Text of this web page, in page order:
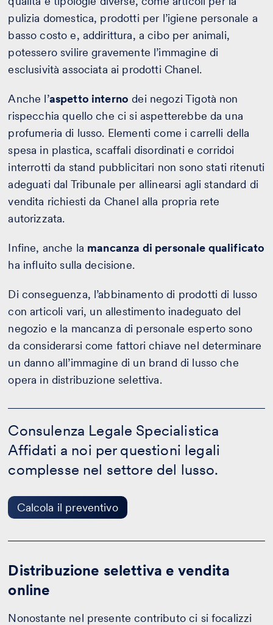
pulizia domestica, prodotti per l’igiene personale a
basso costo e, addirittura, a cibo per animali,
potessero svilire gravemente l’immagine di
esclusività associata ai prodotti Chanel.
Anche l’aspetto interno dei negozi Tigotà non
rispecchia quello che ci si aspetterebbe da una
profumeria di lusso. Elementi come i carrelli della
spesa in plastica, scaffali disordinati e corridoi
interrotti da stand pubblicitari non sono stati ritenuti
adeguati dal Tribunale per allinearsi agli standard di
vendita richiesti da Chanel alla propria rete
autorizzata.
Infine, anche la mancanza di personale qualificato
ha influito sulla decisione.
Di conseguenza, l’abbinamento di prodotti di lusso
con articoli vari, un allestimento inadeguato del
negozio e la mancanza di personale esperto sono
da considerarsi come fattori chiave nel determinare
un danno all’immagine di un brand di lusso che
opera in distribuzione selettiva.
Consulenza Legale Specialistica
Affidati a noi per questioni legali
complesse nel settore del lusso.
Calcola il preventivo
Legale
Specialistica
-
il
Distribuzione selettiva e vendita
online
Nonostante nel presente contributo ci si focalizzi